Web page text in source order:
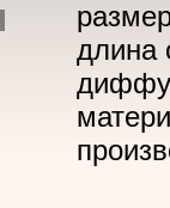
длина